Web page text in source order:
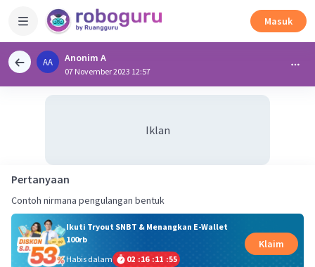
Masuk
AA Anonim A
07 November 2023 12:57
Iklan
Pertanyaan
Contoh nirmana pengulangan bentuk
Ikuti Tryout SNBT & Menangkan E-Wallet
100rb
Habis dalam
02 :16 :11 :54
Klaim